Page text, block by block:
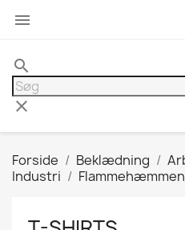

search
clear
Forside Beklædning
Industri